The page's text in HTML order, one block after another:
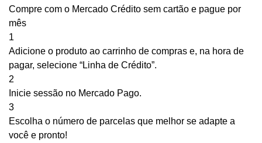
Compre com o Mercado Crédito sem cartão e pague por
mês
1
Adicione o produto ao carrinho de compras e, na hora de
pagar, selecione “Linha de Crédito”.
2
Inicie sessão no Mercado Pago.
3
Escolha o número de parcelas que melhor se adapte a
você e pronto!